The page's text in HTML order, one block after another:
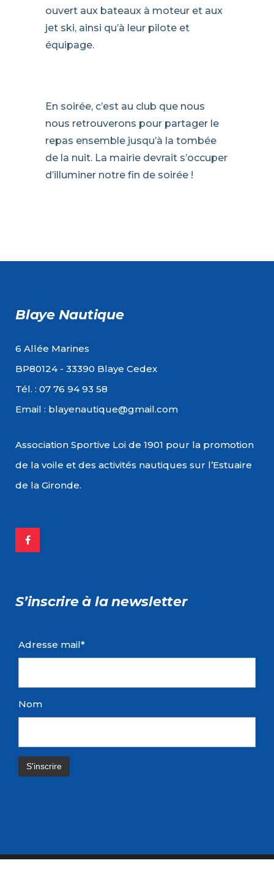
ouvert aux bateaux à moteur et aux
jet ski, ainsi qu’à leur pilote et
équipage.
En soirée, c’est au club que nous
nous retrouverons pour partager le
repas ensemble jusqu’à la tombée
de la nuit. La mairie devrait s’occuper
d’illuminer notre fin de soirée !
Blaye Nautique
6 Allée Marines
BP80124 - 33390 Blaye Cedex
Tél. : 07 76 94 93 58
Email : blayenautique@gmail.com
Association Sportive Loi de 1901 pour la promotion
de la voile et des activités nautiques sur l’Estuaire
de la Gironde.
S’inscrire à la newsletter
Adresse mail*
Nom